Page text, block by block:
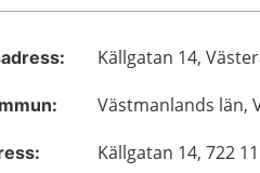
Källgatan 14,
Västmanlands län,
Källgatan 14, 722